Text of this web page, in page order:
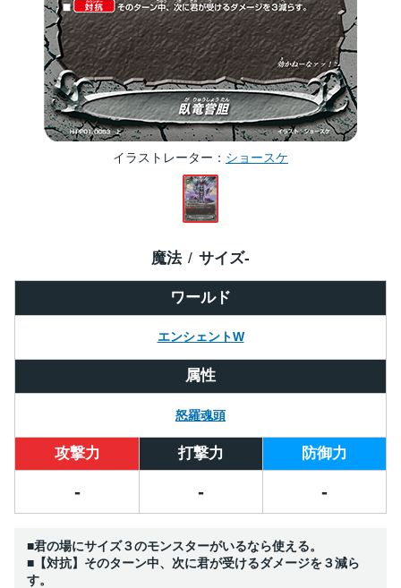
イラストレーター ショースケ
ワールド
エンシェントW
魔法 サイズ-
属性
怒羅魂頭
攻撃力 打撃力 防御力
- - -
■君の場にサイズ３のモンスターがいるなら使える。
■【対抗】そのターン中、次に君が受けるダメージを３減ら
す。